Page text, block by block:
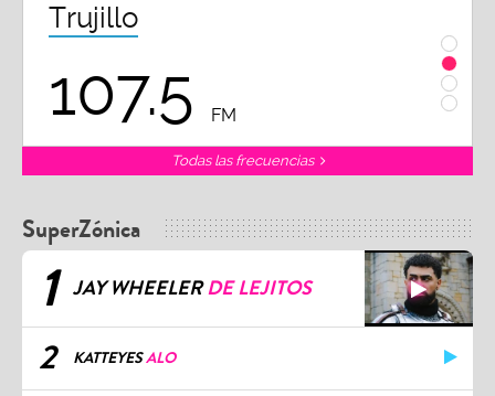
Trujillo
107.5 FM
Todas las frecuencias
SuperZónica
1 JAY WHEELERDE LEJITOS
2 KATTEYESALO